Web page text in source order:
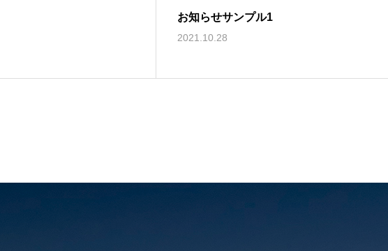
お知らせサンプル1
2021.10.28